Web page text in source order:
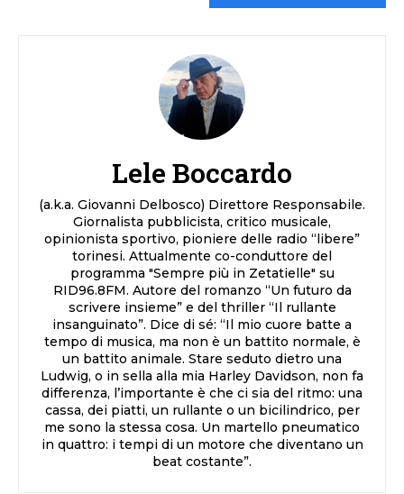
Lele Boccardo
(a.k.a. Giovanni Delbosco) Direttore Responsabile.
Giornalista pubblicista, critico musicale,
opinionista sportivo, pioniere delle radio “libere”
torinesi. Attualmente co-conduttore del
programma "Sempre più in Zetatielle" su
RID96.8FM. Autore del romanzo “Un futuro da
scrivere insieme” e del thriller “Il rullante
insanguinato”. Dice di sé: “Il mio cuore batte a
tempo di musica, ma non è un battito normale, è
un battito animale. Stare seduto dietro una
Ludwig, o in sella alla mia Harley Davidson, non fa
differenza, l’importante è che ci sia del ritmo: una
cassa, dei piatti, un rullante o un bicilindrico, per
me sono la stessa cosa. Un martello pneumatico
in quattro: i tempi di un motore che diventano un
beat costante”.